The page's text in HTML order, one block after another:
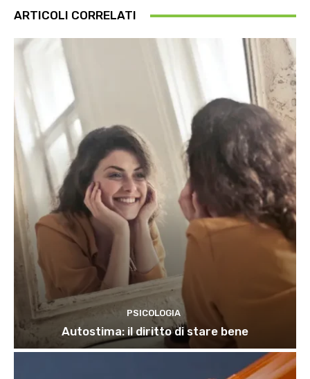
ARTICOLI CORRELATI
PSICOLOGIA
Autostima: il diritto di stare bene